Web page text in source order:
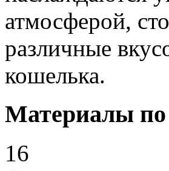
атмосферой,
различные
кошелька.
Материалы по
16